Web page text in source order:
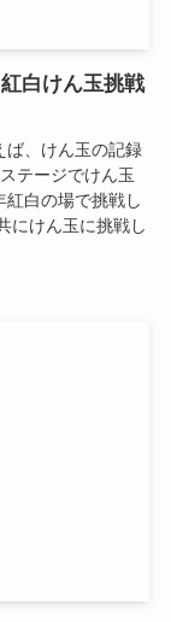
白けん玉挑戦
ば、けん玉の記録
テージでけん玉
白の場で挑戦し
にけん玉に挑戦し